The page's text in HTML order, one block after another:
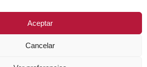
Aceptar
Cancelar
REGISTRO DE ACTIVIDADES DE TRATAMIENTO